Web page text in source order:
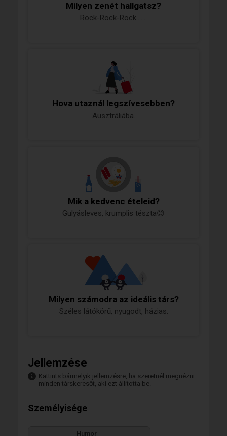
Milyen zenét hallgatsz?
Rock-Rock-Rock.......
Hova utaznál legszívesebben?
Ausztráliába.
Mik a kedvenc ételeid?
Gulyásleves, krumplis tészta😊
Milyen számodra az ideális társ?
Széles látókörű, nyugodt, házias.
Jellemzése
Kattints bármelyik jellemzésre, ha szeretnél megnézni
minden társkeresőt, aki ezt állította be.
Személyisége
Humor